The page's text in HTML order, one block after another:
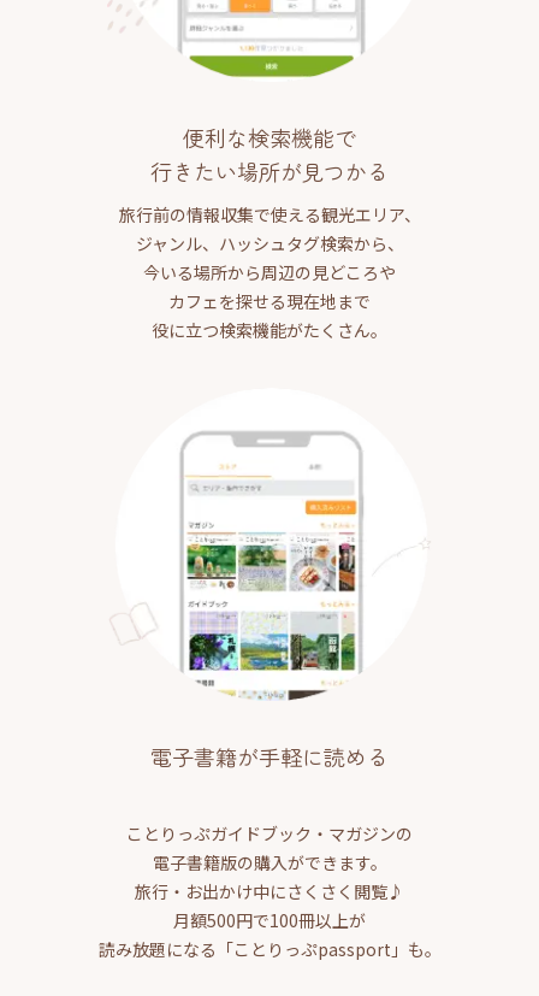
便利な検索機能で
行きたい場所が見つかる
旅行前の情報収集で使える観光エリア、
ジャンル、ハッシュタグ検索から、
今いる場所から周辺の見どころや
カフェを探せる現在地まで
役に立つ検索機能がたくさん。
電子書籍が手軽に読める
ことりっぷガイドブック・マガジンの
電子書籍版の購入ができます。
旅行・お出かけ中にさくさく閲覧♪
月額500円で100冊以上が
読み放題になる「ことりっぷpassport」も。